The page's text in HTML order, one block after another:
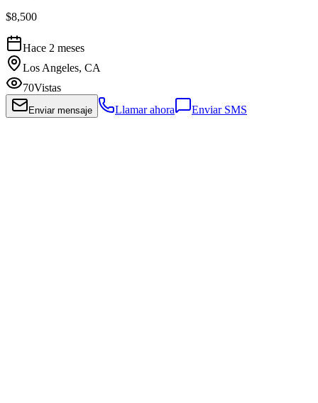
$8,500
Hace 2 meses
Los Angeles, CA
70Vistas
Enviar mensaje Llamar ahora Enviar SMS